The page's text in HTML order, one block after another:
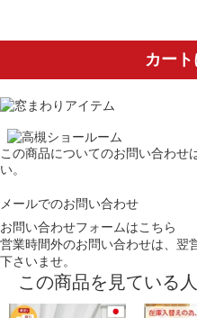
カー
この商品についてのお問い合わせ
い。
メールでのお問い合わせ
お問い合わせフォームはこちら
営業時間外のお問い合わせは、翌
下さいませ。
この商品を見ている